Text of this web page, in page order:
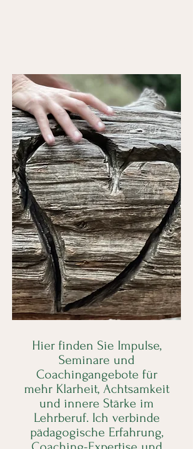
Hier finden Sie Impulse,
Seminare und
Coachingangebote für
mehr Klarheit, Achtsamkeit
und innere Stärke im
Lehrberuf. Ich verbinde
pädagogische Erfahrung,